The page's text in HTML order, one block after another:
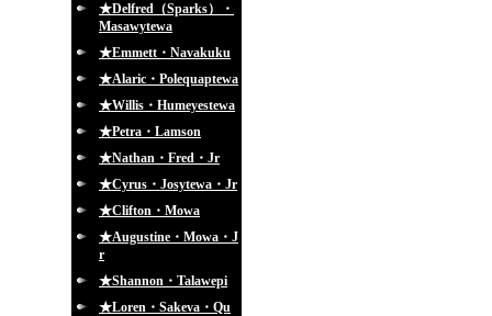
★Delfred（Sparks）・
Masawytewa
★Emmett・Navakuku
★Alaric・Polequaptewa
★Willis・Humeyestewa
★Petra・Lamson
★Nathan・Fred・Jr
★Cyrus・Josytewa・Jr
★Clifton・Mowa
★Augustine・Mowa・J
r
★Shannon・Talawepi
★Loren・Sakeva・Qu